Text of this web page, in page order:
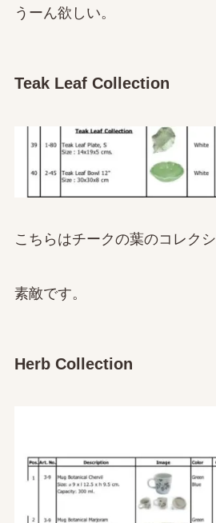
うーん欲しい。
Teak Leaf Collection
こちらはチークの葉のコレク
素敵です。
Herb Collection